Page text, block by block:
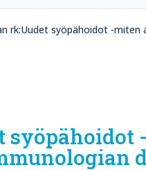
rk:Uudet syöpähoidot -